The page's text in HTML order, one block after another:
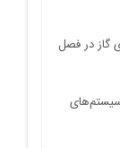
گاز در فصل
سیستم‌های